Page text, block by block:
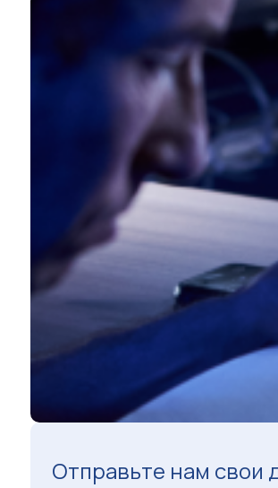
Отправьте нам свои